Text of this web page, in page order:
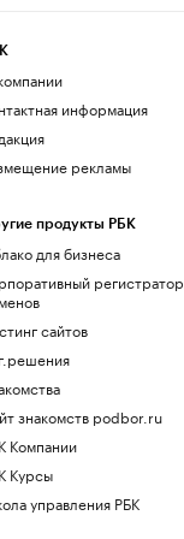
информация
рекламы
продукты РБК
для бизнеса
регистратор
сайтов
знакомств podbor.ru
Компании
Курсы
управления РБК